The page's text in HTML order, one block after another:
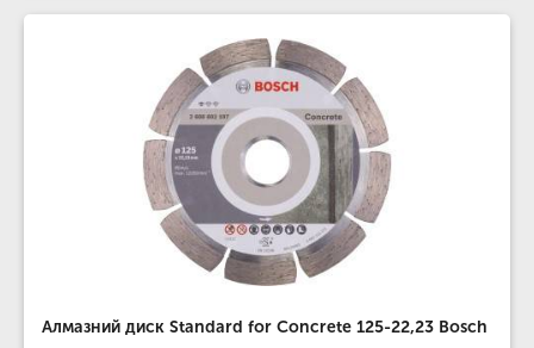
Алмазний диск Standard for Concrete 125-22,23 Bosch